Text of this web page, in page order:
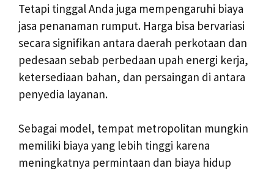
Tetapi tinggal Anda juga mempengaruhi biaya
jasa penanaman rumput. Harga bisa bervariasi
secara signifikan antara daerah perkotaan dan
pedesaan sebab perbedaan upah energi kerja,
ketersediaan bahan, dan persaingan di antara
penyedia layanan.
Sebagai model, tempat metropolitan mungkin
memiliki biaya yang lebih tinggi karena
meningkatnya permintaan dan biaya hidup